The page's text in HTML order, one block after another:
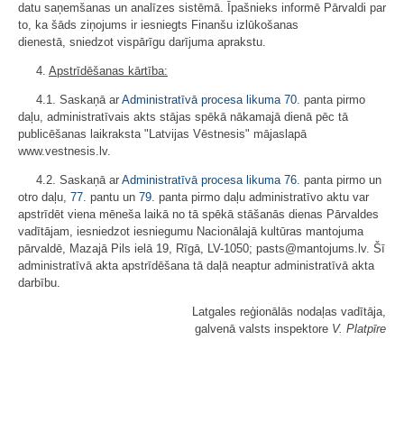
datu saņemšanas un analīzes sistēmā. Īpašnieks informē Pārvaldi par
to, ka šāds ziņojums ir iesniegts Finanšu izlūkošanas
dienestā, sniedzot vispārīgu darījuma aprakstu.
4. Apstrīdēšanas kārtība:
4.1. Saskaņā ar Administratīvā procesa likuma 70. panta pirmo
daļu, administratīvais akts stājas spēkā nākamajā dienā pēc tā
publicēšanas laikraksta "Latvijas Vēstnesis" mājaslapā
www.vestnesis.lv.
4.2. Saskaņā ar Administratīvā procesa likuma 76. panta pirmo un
otro daļu, 77. pantu un 79. panta pirmo daļu administratīvo aktu var
apstrīdēt viena mēneša laikā no tā spēkā stāšanās dienas Pārvaldes
vadītājam, iesniedzot iesniegumu Nacionālajā kultūras mantojuma
pārvaldē, Mazajā Pils ielā 19, Rīgā, LV-1050; pasts@mantojums.lv. Šī
administratīvā akta apstrīdēšana tā daļā neaptur administratīvā akta
darbību.
Latgales reģionālās nodaļas vadītāja,
galvenā valsts inspektore V. Platpīre